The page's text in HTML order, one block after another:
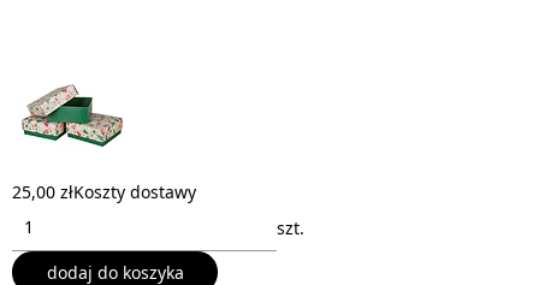
25,00 złKoszty dostawy
szt.
dodaj do koszyka